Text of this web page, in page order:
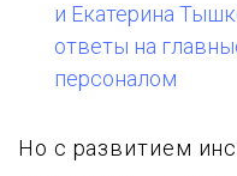
и Екатерина
ответы на
персоналом
Но с развитием